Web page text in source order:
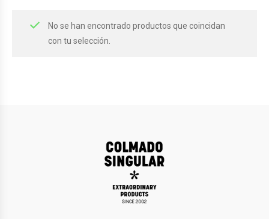
No se han encontrado productos que coincidan
con tu selección.